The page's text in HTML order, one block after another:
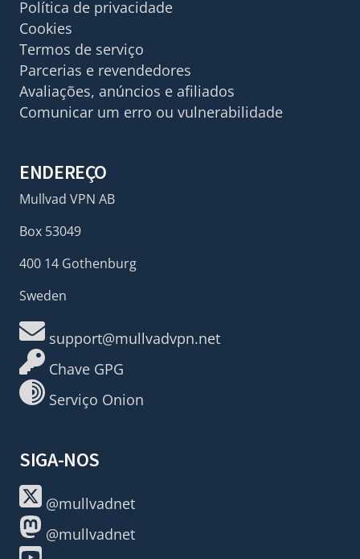
Política de privacidade
Cookies
Termos de serviço
Parcerias e revendedores
Avaliações, anúncios e afiliados
Comunicar um erro ou vulnerabilidade
ENDEREÇO
Mullvad VPN AB
Box 53049
400 14 Gothenburg
Sweden
support@mullvadvpn.net
Chave GPG
Serviço Onion
SIGA-NOS
@mullvadnet
@mullvadnet